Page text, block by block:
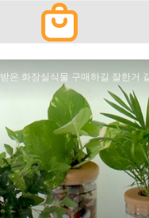
은 화장실식물 구매하길 잘한거